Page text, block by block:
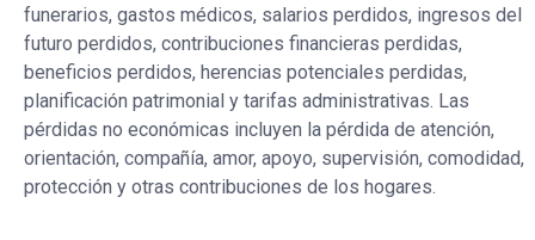
funerarios, gastos médicos, salarios perdidos, ingresos del
futuro perdidos, contribuciones financieras perdidas,
beneficios perdidos, herencias potenciales perdidas,
planificación patrimonial y tarifas administrativas. Las
pérdidas no económicas incluyen la pérdida de atención,
orientación, compañía, amor, apoyo, supervisión, comodidad,
protección y otras contribuciones de los hogares.